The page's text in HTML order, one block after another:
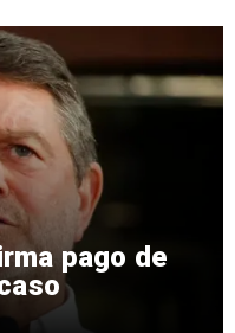
pago de